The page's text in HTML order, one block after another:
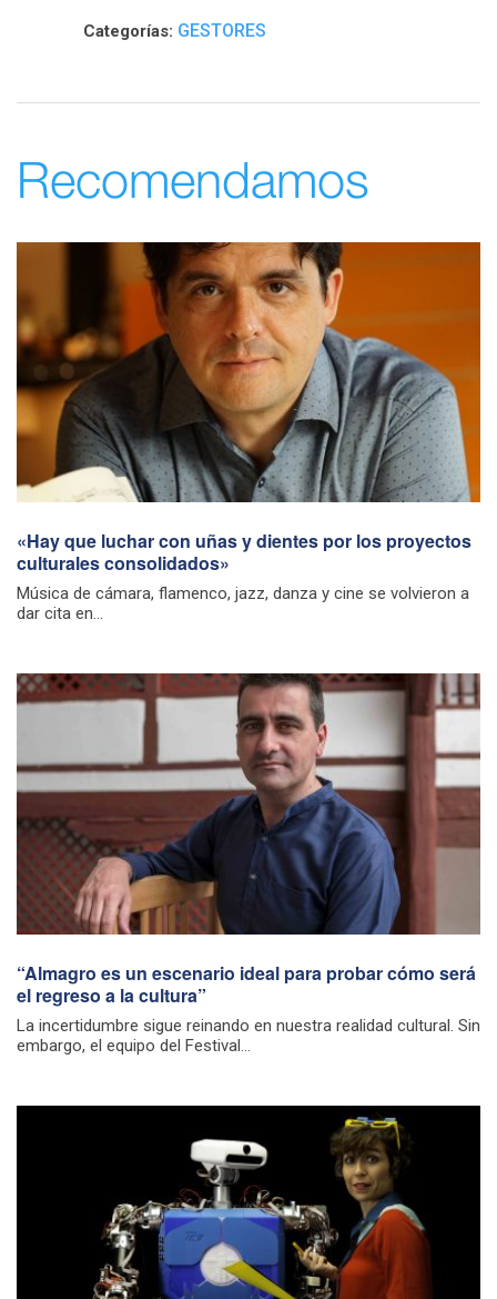
Categorías: GESTORES
Recomendamos
«Hay que luchar con uñas y dientes por los proyectos
culturales consolidados»
Música de cámara, flamenco, jazz, danza y cine se volvieron a
dar cita en...
“Almagro es un escenario ideal para probar cómo será
el regreso a la cultura”
La incertidumbre sigue reinando en nuestra realidad cultural. Sin
embargo, el equipo del Festival...